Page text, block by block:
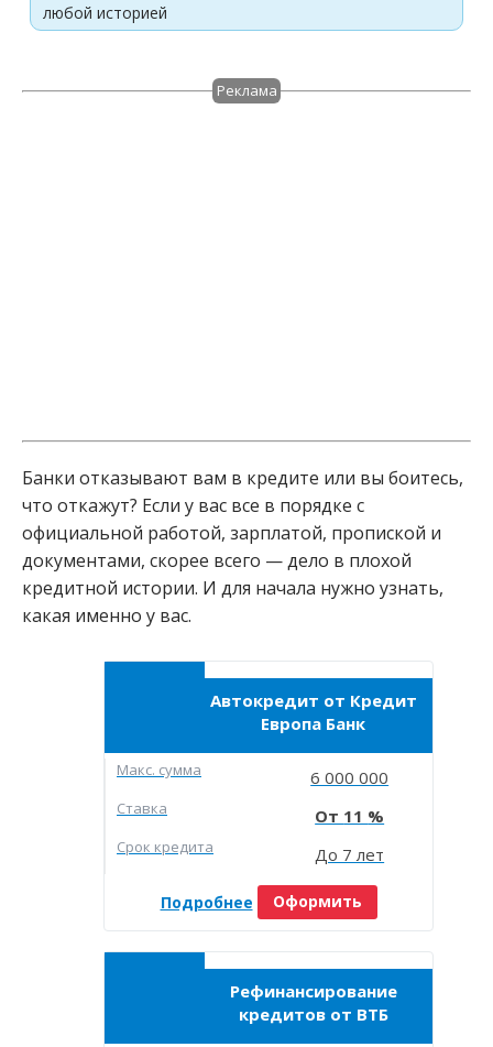
любой историей
Реклама
Банки отказывают вам в кредите или вы боитесь,
что откажут? Если у вас все в порядке с
официальной работой, зарплатой, пропиской и
документами, скорее всего — дело в плохой
кредитной истории. И для начала нужно узнать,
какая именно у вас.
Автокредит от Кредит
Европа Банк
Макc. сумма 6 000 000
Ставка 11
Срок кредита До 7 лет
Подробнее Оформить
Рефинансирование
кредитов от ВТБ